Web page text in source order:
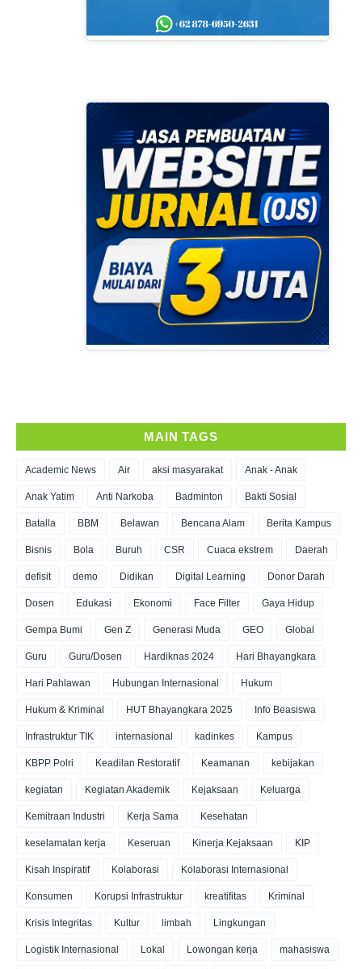
MAIN TAGS
Academic News Air aksi masyarakat Anak - Anak
Anak Yatim Anti Narkoba Badminton Bakti Sosial
Batalla BBM Belawan Bencana Alam Berita Kampus
Bisnis Bola Buruh CSR Cuaca ekstrem Daerah
defisit demo Didikan Digital Learning Donor Darah
Dosen Edukasi Ekonomi Face Filter Gaya Hidup
Gempa Bumi Gen Z Generasi Muda GEO Global
Guru Guru/Dosen Hardiknas 2024 Hari Bhayangkara
Hari Pahlawan Hubungan Internasional Hukum
Hukum & Kriminal HUT Bhayangkara 2025 Info Beasiswa
Infrastruktur TIK internasional kadinkes Kampus
KBPP Polri Keadilan Restoratif Keamanan kebijakan
kegiatan Kegiatan Akademik Kejaksaan Keluarga
Kemitraan Industri Kerja Sama Kesehatan
keselamatan kerja Keseruan Kinerja Kejaksaan KIP
Kisah Inspiratif Kolaborasi Kolaborasi Internasional
Konsumen Korupsi Infrastruktur kreatifitas Kriminal
Krisis Integritas Kultur limbah Lingkungan
Logistik Internasional Lokal Lowongan kerja mahasiswa